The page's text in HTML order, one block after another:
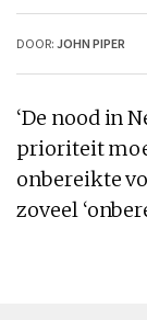
DOOR: JOHN PIPER
‘De nood in
prioriteit
onbereikte
zoveel